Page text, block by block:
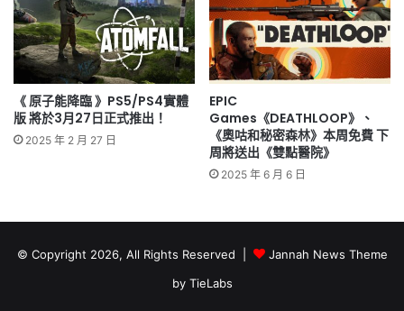
《 原子能降臨 》PS5/PS4實體
版 將於3月27日正式推出！
2025 年 2 月 27 日
EPIC
Games《DEATHLOOP》、
《奧咕和秘密森林》本周免費 下
周將送出《雙點醫院》
2025 年 6 月 6 日
© Copyright 2026, All Rights Reserved |
Jannah News Theme
by TieLabs